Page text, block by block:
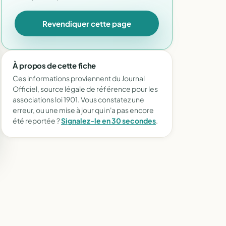
Revendiquer cette page
À propos de cette fiche
Ces informations proviennent du Journal
Officiel, source légale de référence pour les
associations loi 1901. Vous constatez une
erreur, ou une mise à jour qui n'a pas encore
été reportée ?Signalez-le en 30 secondes.